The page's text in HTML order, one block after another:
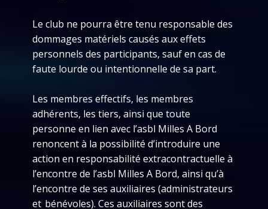
Le club ne pourra être tenu responsable des
dommages matériels causés aux effets
personnels des participants, sauf en cas de
faute lourde ou intentionnelle de sa part.
Les membres effectifs, les membres
adhérents, les tiers, ainsi que toute
personne en lien avec l’asbl Milles A Bord
renoncent à la possibilité d’introduire une
action en responsabilité extracontractuelle à
l’encontre de l’asbl Milles A Bord, ainsi qu’à
l’encontre de ses auxiliaires (administrateurs
et bénévoles). Ces auxiliaires sont des